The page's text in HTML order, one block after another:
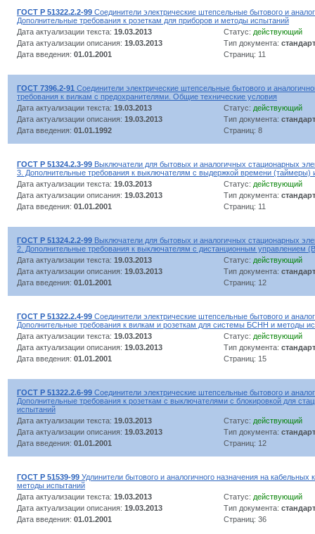
ГОСТ Р 51322.2.2-99 Соединители электрические штепсельные бытового и
Дополнительные требования к розеткам для приборов и методы испытаний
Дата актуализации текста: 19.03.2013 Статус: действующий
Дата актуализации описания: 19.03.2013 Тип документа: стандарт
Дата введения: 01.01.2001 Страниц: 11
ГОСТ 7396.2-91 Соединители электрические штепсельные бытового и
требования к вилкам с предохранителями. Общие технические условия
Дата актуализации текста: 19.03.2013 Статус: действующий
Дата актуализации описания: 19.03.2013 Тип документа: стандарт
Дата введения: 01.01.1992 Страниц: 8
ГОСТ Р 51324.2.3-99 Выключатели для бытовых и аналогичных стационарных
3. Дополнительные требования к выключателям с выдержкой времени (таймеры)
Дата актуализации текста: 19.03.2013 Статус: действующий
Дата актуализации описания: 19.03.2013 Тип документа: стандарт
Дата введения: 01.01.2001 Страниц: 11
ГОСТ Р 51324.2.2-99 Выключатели для бытовых и аналогичных стационарных
2. Дополнительные требования к выключателям с дистанционным управлением
Дата актуализации текста: 19.03.2013 Статус: действующий
Дата актуализации описания: 19.03.2013 Тип документа: стандарт
Дата введения: 01.01.2001 Страниц: 12
ГОСТ Р 51322.2.4-99 Соединители электрические штепсельные бытового и
Дополнительные требования к вилкам и розеткам для системы БСНН и методы
Дата актуализации текста: 19.03.2013 Статус: действующий
Дата актуализации описания: 19.03.2013 Тип документа: стандарт
Дата введения: 01.01.2001 Страниц: 15
ГОСТ Р 51322.2.6-99 Соединители электрические штепсельные бытового и
Дополнительные требования к розеткам с выключателями с блокировкой для
испытаний
Дата актуализации текста: 19.03.2013 Статус: действующий
Дата актуализации описания: 19.03.2013 Тип документа: стандарт
Дата введения: 01.01.2001 Страниц: 12
ГОСТ Р 51539-99 Удлинители бытового и аналогичного назначения на
методы испытаний
Дата актуализации текста: 19.03.2013 Статус: действующий
Дата актуализации описания: 19.03.2013 Тип документа: стандарт
Дата введения: 01.01.2001 Страниц: 36